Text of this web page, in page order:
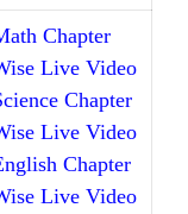
Chapter
Live Video
Chapter
Live Video
Chapter
Live Video